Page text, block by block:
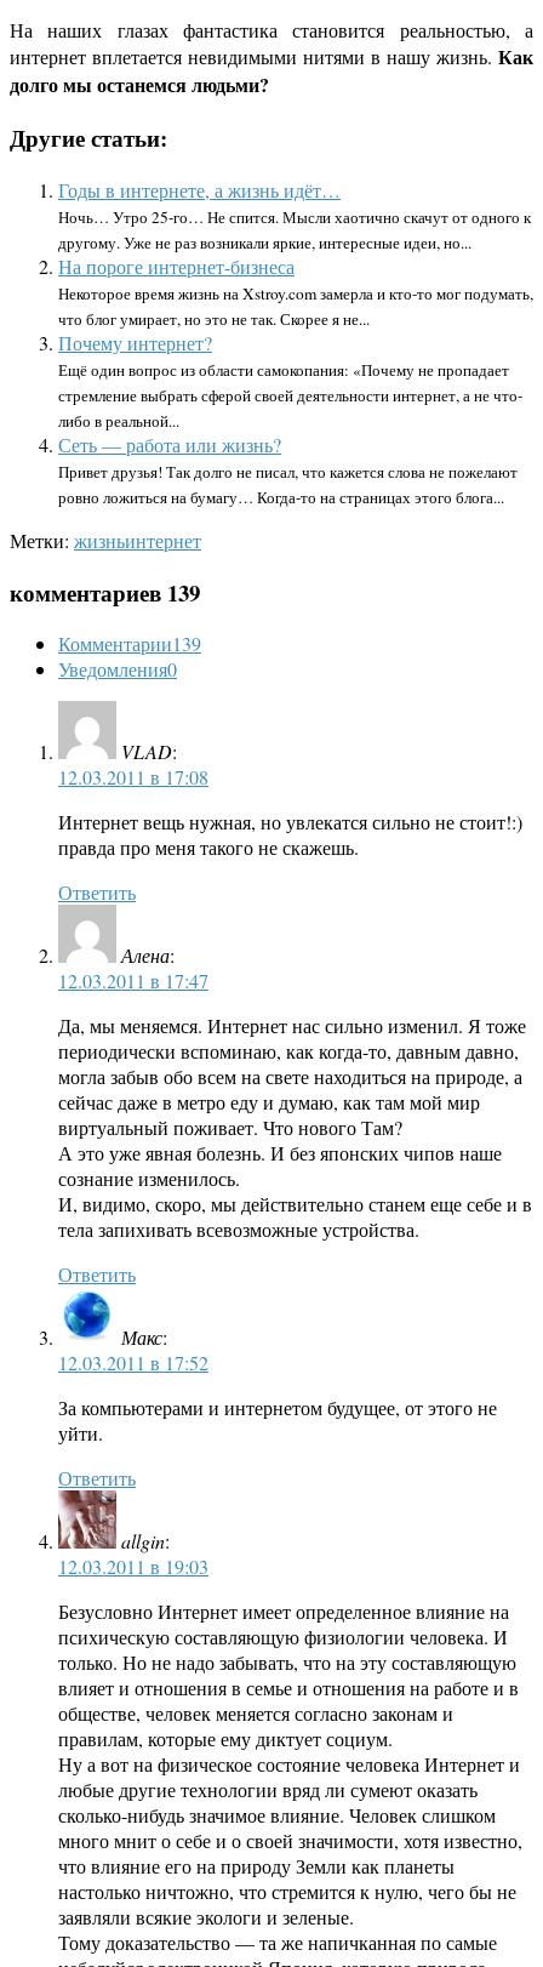
На наших глазах фантастика становится реальностью, а
интернет вплетается невидимыми нитями в нашу жизнь. Как
долго мы останемся людьми?
Другие статьи:
Годы в интернете, а жизнь идёт…
Ночь… Утро 25-го… Не спится. Мысли хаотично скачут от одного к
другому. Уже не раз возникали яркие, интересные идеи, но...
На пороге интернет-бизнеса
Некоторое время жизнь на Xstroy.com замерла и кто-то мог подумать,
что блог умирает, но это не так. Скорее я не...
Почему интернет?
Ещё один вопрос из области самокопания: «Почему не пропадает
стремление выбрать сферой своей деятельности интернет, а не что-
либо в реальной...
Сеть — работа или жизнь?
Привет друзья! Так долго не писал, что кажется слова не пожелают
ровно ложиться на бумагу… Когда-то на страницах этого блога...
Метки: жизньинтернет
комментариев 139
Комментарии139
Уведомления0
VLAD:
12.03.2011 в 17:08
Интернет вещь нужная, но увлекатся сильно не стоит!:)
правда про меня такого не скажешь.
Ответить
Алена:
12.03.2011 в 17:47
Да, мы меняемся. Интернет нас сильно изменил. Я тоже
периодически вспоминаю, как когда-то, давным давно,
могла забыв обо всем на свете находиться на природе, а
сейчас даже в метро еду и думаю, как там мой мир
виртуальный поживает. Что нового Там?
А это уже явная болезнь. И без японских чипов наше
сознание изменилось.
И, видимо, скоро, мы действительно станем еще себе и в
тела запихивать всевозможные устройства.
Ответить
Макс:
12.03.2011 в 17:52
За компьютерами и интернетом будущее, от этого не
уйти.
Ответить
allgin:
12.03.2011 в 19:03
Безусловно Интернет имеет определенное влияние на
психическую составляющую физиологии человека. И
только. Но не надо забывать, что на эту составляющую
влияет и отношения в семье и отношения на работе и в
обществе, человек меняется согласно законам и
правилам, которые ему диктует социум.
Ну а вот на физическое состояние человека Интернет и
любые другие технологии вряд ли сумеют оказать
сколько-нибудь значимое влияние. Человек слишком
много мнит о себе и о своей значимости, хотя известно,
что влияние его на природу Земли как планеты
настолько ничтожно, что стремится к нулю, чего бы не
заявляли всякие экологи и зеленые.
Тому доказательство — та же напичканная по самые